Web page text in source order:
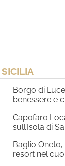
Borgo di
benessere e
Capofaro
sull’Isola di
Baglio
resort nel